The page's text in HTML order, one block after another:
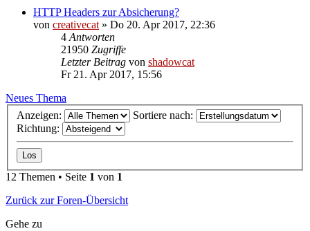
HTTP Headers zur Absicherung?
von creativecat » Do 20. Apr 2017, 22:36
4 Antworten
21950 Zugriffe
Letzter Beitrag von shadowcat
Fr 21. Apr 2017, 15:56
Neues Thema
Anzeigen:
Sortiere nach:
Richtung:
12 Themen • Seite 1 von 1
Zurück zur Foren-Übersicht
Gehe zu